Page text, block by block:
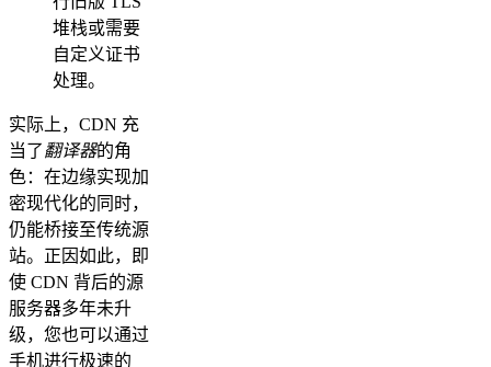
堆栈或需要
自定义证书
处理。
实际上，CDN 充
当了翻译器的角
色：在边缘实现加
密现代化的同时，
仍能桥接至传统源
站。正因如此，即
使 CDN 背后的源
服务器多年未升
级，您也可以通过
手机进行极速的